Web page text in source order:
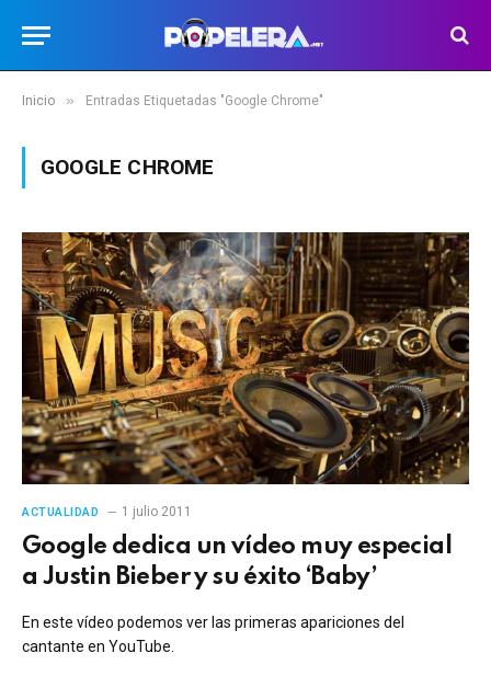
Inicio » Entradas Etiquetadas "Google Chrome"
GOOGLE CHROME
ACTUALIDAD 1 julio 2011
Google dedica un vídeo muy especial
a Justin Bieber y su éxito ‘Baby’
En este vídeo podemos ver las primeras apariciones del
cantante en YouTube.